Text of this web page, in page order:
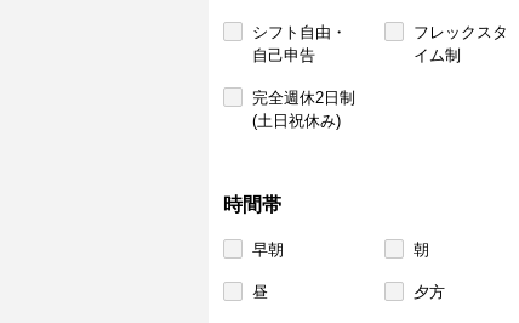
シフト自由・
自己申告
フレックスタ
イム制
完全週休2日制
(土日祝休み)
時間帯
早朝 朝
昼 夕方